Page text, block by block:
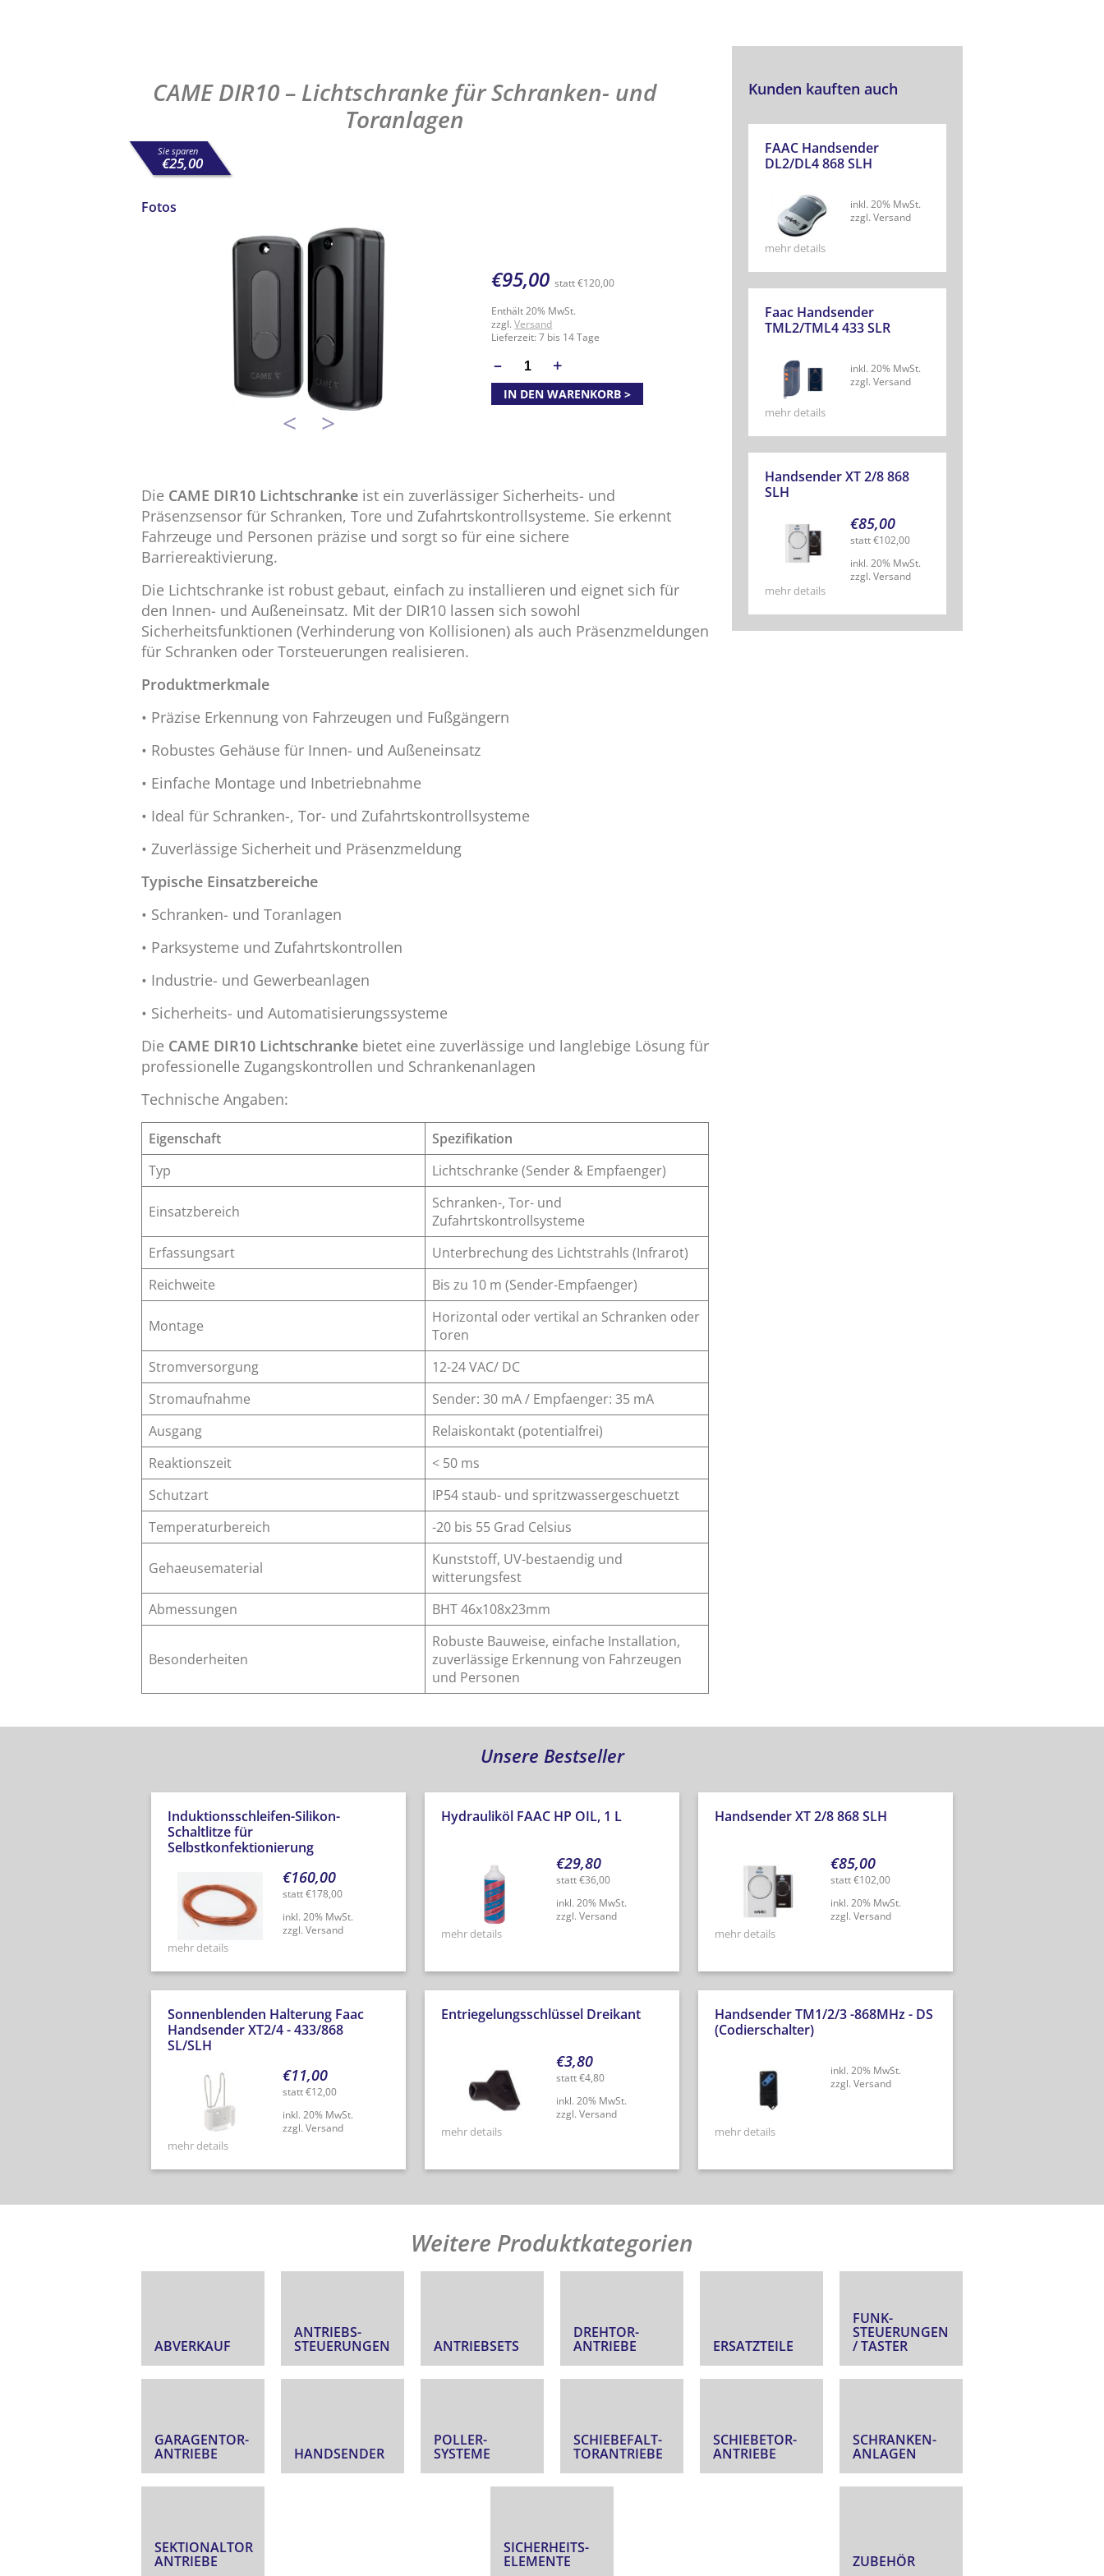
CAME DIR10 – Lichtschranke für Schranken- und
Toranlagen
Sie sparen
€25,00
Fotos
< >
€95,00 statt€120,00
Enthält 20% MwSt.
zzgl.Versand
Lieferzeit: 7 bis 14 Tage
ANZAHL
– +
IN DEN WARENKORB
Die CAME DIR10 Lichtschranke ist ein zuverlässiger Sicherheits- und
Präsenzsensor für Schranken, Tore und Zufahrtskontrollsysteme. Sie erkennt
Fahrzeuge und Personen präzise und sorgt so für eine sichere
Barriereaktivierung.
Die Lichtschranke ist robust gebaut, einfach zu installieren und eignet sich für
den Innen- und Außeneinsatz. Mit der DIR10 lassen sich sowohl
Sicherheitsfunktionen (Verhinderung von Kollisionen) als auch Präsenzmeldungen
für Schranken oder Torsteuerungen realisieren.
Produktmerkmale
• Präzise Erkennung von Fahrzeugen und Fußgängern
• Robustes Gehäuse für Innen- und Außeneinsatz
• Einfache Montage und Inbetriebnahme
• Ideal für Schranken-, Tor- und Zufahrtskontrollsysteme
• Zuverlässige Sicherheit und Präsenzmeldung
Typische Einsatzbereiche
• Schranken- und Toranlagen
• Parksysteme und Zufahrtskontrollen
• Industrie- und Gewerbeanlagen
• Sicherheits- und Automatisierungssysteme
Die CAME DIR10 Lichtschranke bietet eine zuverlässige und langlebige Lösung für
professionelle Zugangskontrollen und Schrankenanlagen
Technische Angaben:
Eigenschaft
Spezifikation
Typ
Lichtschranke (Sender & Empfaenger)
Einsatzbereich
Schranken-, Tor- und
Zufahrtskontrollsysteme
Erfassungsart
Unterbrechung des Lichtstrahls (Infrarot)
Reichweite
Bis zu 10 m (Sender-Empfaenger)
Montage
Horizontal oder vertikal an Schranken oder
Toren
Stromversorgung
12-24 VAC/ DC
Stromaufnahme
Sender: 30 mA / Empfaenger: 35 mA
Ausgang
Relaiskontakt (potentialfrei)
Reaktionszeit
< 50 ms
Schutzart
IP54 staub- und spritzwassergeschuetzt
Temperaturbereich
-20 bis 55 Grad Celsius
Gehaeusematerial
Kunststoff, UV-bestaendig und
witterungsfest
Abmessungen
BHT 46x108x23mm
Besonderheiten
Robuste Bauweise, einfache Installation,
zuverlässige Erkennung von Fahrzeugen
und Personen
Kunden kauften auch
FAAC Handsender
DL2/DL4 868 SLH
inkl. 20% MwSt.
zzgl. Versand
mehr details
Faac Handsender
TML2/TML4 433 SLR
inkl. 20% MwSt.
zzgl. Versand
mehr details
Handsender XT 2/8 868
SLH
€85,00
statt€102,00
inkl. 20% MwSt.
zzgl. Versand
mehr details
Unsere Bestseller
Induktionsschleifen-Silikon-
Schaltlitze für
Selbstkonfektionierung
€160,00
statt€178,00
inkl. 20% MwSt.
zzgl. Versand
mehr details
Hydrauliköl FAAC HP OIL, 1 L
€29,80
statt€36,00
inkl. 20% MwSt.
zzgl. Versand
mehr details
Handsender XT 2/8 868 SLH
€85,00
statt€102,00
inkl. 20% MwSt.
zzgl. Versand
mehr details
Sonnenblenden Halterung Faac
Handsender XT2/4 - 433/868
SL/SLH
€11,00
statt€12,00
inkl. 20% MwSt.
zzgl. Versand
mehr details
Entriegelungsschlüssel Dreikant
€3,80
statt€4,80
inkl. 20% MwSt.
zzgl. Versand
mehr details
Handsender TM1/2/3 -868MHz - DS
(Codierschalter)
inkl. 20% MwSt.
zzgl. Versand
mehr details
Weitere Produktkategorien
ABVERKAUF
ANTRIEBS­
STEUERUNGEN ANTRIEBSETS
DREHTOR­
ANTRIEBE ERSATZTEILE
FUNK­
STEUERUNGEN
/ TASTER
GARAGENTOR­
ANTRIEBE HANDSENDER
POLLER­
SYSTEME
SCHIEBEFALT­
TORANTRIEBE
SCHIEBETOR­
ANTRIEBE
SCHRANKEN­
ANLAGEN
SEKTIONALTOR
ANTRIEBE
SICHERHEITS­
ELEMENTE ZUBEHÖR